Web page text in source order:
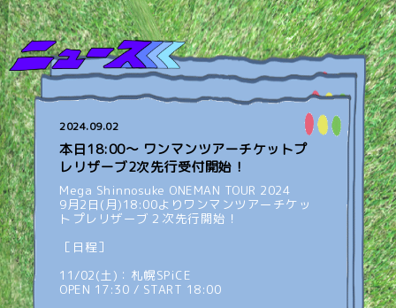
2024.09.02
本日18:00〜 ワンマンツアーチケットプ
レリザーブ2次先行受付開始！
Mega Shinnosuke ONEMAN TOUR 2024
9月2日(月)18:00よりワンマンツアーチケッ
トプレリザーブ２次先行開始！
［日程］
11/02(土)：札幌SPiCE
OPEN 17:30 / START 18:00